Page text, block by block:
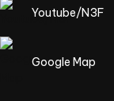
Youtube/N3F
Google Map